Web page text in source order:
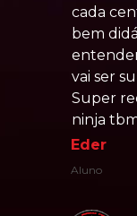
cada
bem
vai ser
Super
ninja
Eder
Aluno